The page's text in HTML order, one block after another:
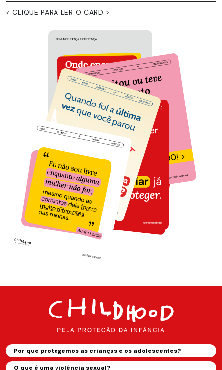
< CLIQUE PARA LER O CARD >
Por que protegemos as crianças e os adolescentes?
O que é uma violência sexual?